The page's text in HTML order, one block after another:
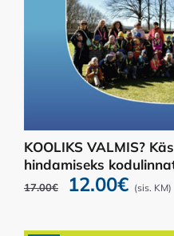
KOOLIKS VALMIS?
hindamiseks
17.00€
Algne
oli:
12.00€
on:
(sis. KM)